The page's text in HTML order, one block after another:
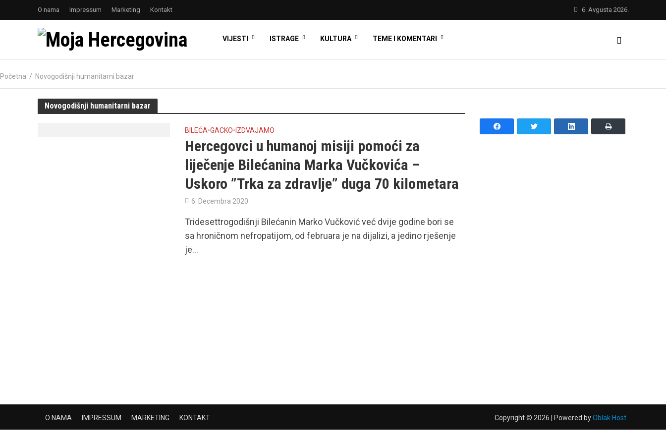
O nama Impressum Marketing Kontakt 6. Avgusta 2026.
VIJESTI ISTRAGE KULTURA TEME I KOMENTARI
Početna / Novogodišnji humanitarni bazar
Novogodišnji humanitarni bazar
BILEĆA•GACKO• IZDVAJAMO
Hercegovci u humanoj misiji pomoći za
liječenje Bilećanina Marka Vučkovića –
Uskoro ”Trka za zdravlje” duga 70 kilometara
6. Decembra 2020.
Tridesettrogodišnji Bilećanin Marko Vučković već dvije godine bori se
sa hroničnom nefropatijom, od februara je na dijalizi, a jedino rješenje
je...
O NAMA IMPRESSUM MARKETING KONTAKT Copyright © 2026 | Powered byOblak Host